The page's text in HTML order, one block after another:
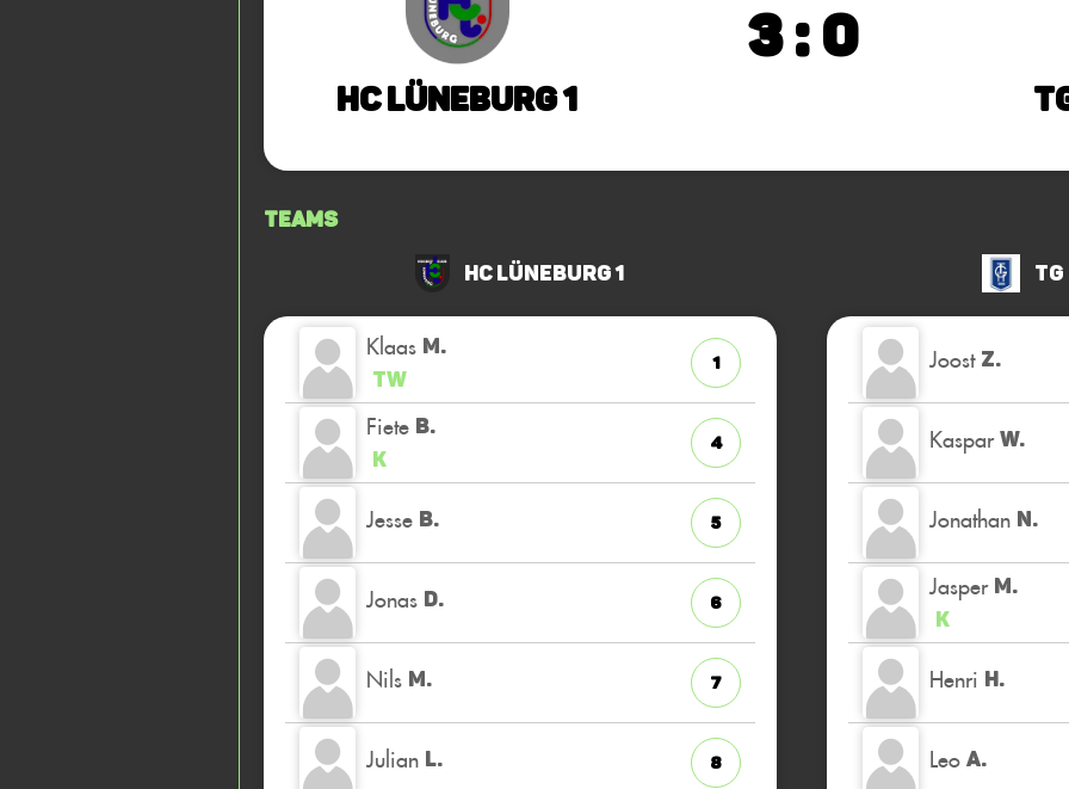
HC Lüneburg 1
3 : 0
Teams
HC Lüneburg 1
Klaas M.
TW
1
Fiete B.
K
4
Jesse B. 5
Jonas D. 6
Nils M. 7
Julian L. 8
Joost Z.
Kaspar W.
Jonathan N.
Jasper M.
K
Henri H.
Leo A.